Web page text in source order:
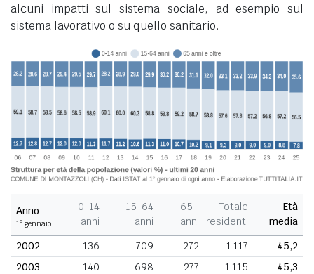
alcuni impatti sul sistema sociale, ad esempio sul
sistema lavorativo o su quello sanitario.
Anno
1° gennaio
0-14
anni
15-64
anni
65+
anni
Totale
residenti
Età
media
2002
136 709 272 1.117
45,2
2003
140 698 277 1.115
45,3